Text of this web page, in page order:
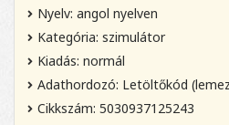
Nyelv: angol nyelven
Kategória: szimulátor
Kiadás: normál
Adathordozó: Letöltőkód
Cikkszám: 5030937125243